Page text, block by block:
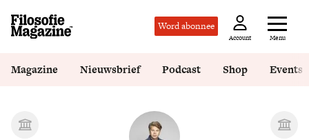
Word abonnee
Account Menu
Magazine Nieuwsbrief Podcast Shop Events